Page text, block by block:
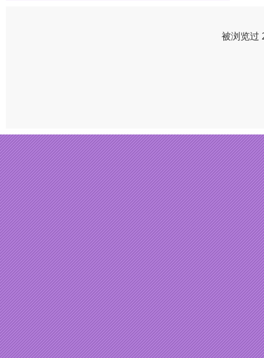
被浏览过